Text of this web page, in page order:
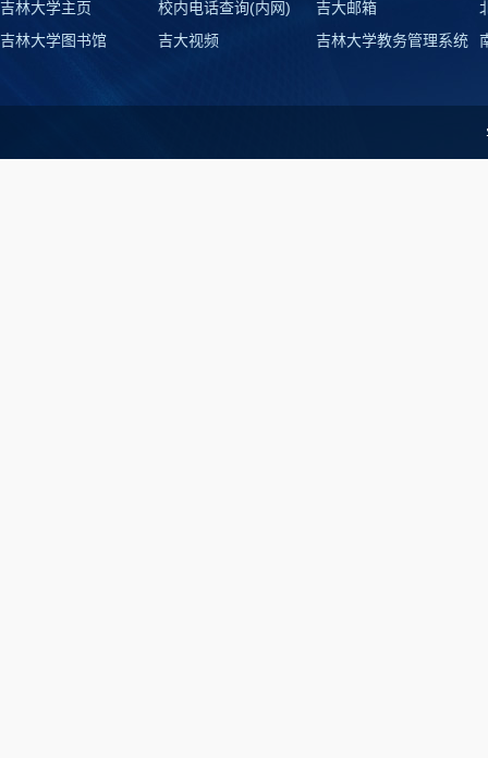
吉林大学主页
校内电话查询(内网)
吉大邮箱
吉林大学图书馆
吉大视频 吉林大学教务管理系统